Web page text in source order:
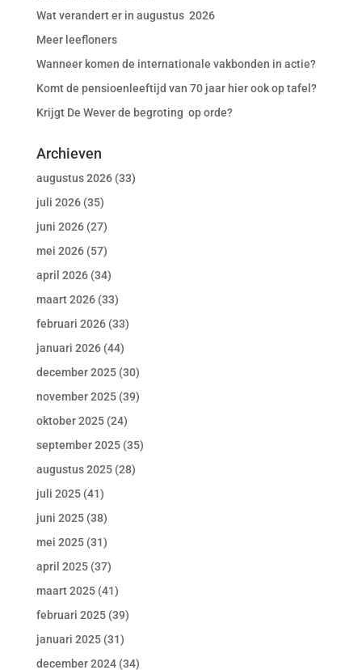
Wat verandert er in augustus 2026
Meer leefloners
Wanneer komen de internationale vakbonden in actie?
Komt de pensioenleeftijd van 70 jaar hier ook op tafel?
Krijgt De Wever de begroting op orde?
Archieven
augustus 2026(33)
juli 2026(35)
juni 2026(27)
mei 2026(57)
april 2026(34)
maart 2026(33)
februari 2026(33)
januari 2026(44)
december 2025(30)
november 2025(39)
oktober 2025(24)
september 2025(35)
augustus 2025(28)
juli 2025(41)
juni 2025(38)
mei 2025(31)
april 2025(37)
maart 2025(41)
februari 2025(39)
januari 2025(31)
december 2024(34)